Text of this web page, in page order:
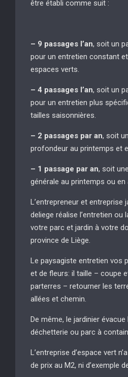
être établi comme suit :
– 9 passages l’an, soit un
pour un entretien constant
espaces verts.
– 4 passages l’an, soit un
pour un entretien plus
tailles saisonnières.
– 2 passages par an, soit
profondeur au printemps et
– 1 passage par an, soit
générale au printemps ou en
L’entrepreneur et entreprise
deliege réalise l’entretien ou
votre parc et jardin à votre
province de Liège.
Le paysagiste entretien vos
et de fleurs: il taille – coupe
parterres – retourner les
allées et chemin.
De même, le jardinier
déchetterie ou parc à
L’entreprise d’espace vert
de prix au M2, ni d’exemple